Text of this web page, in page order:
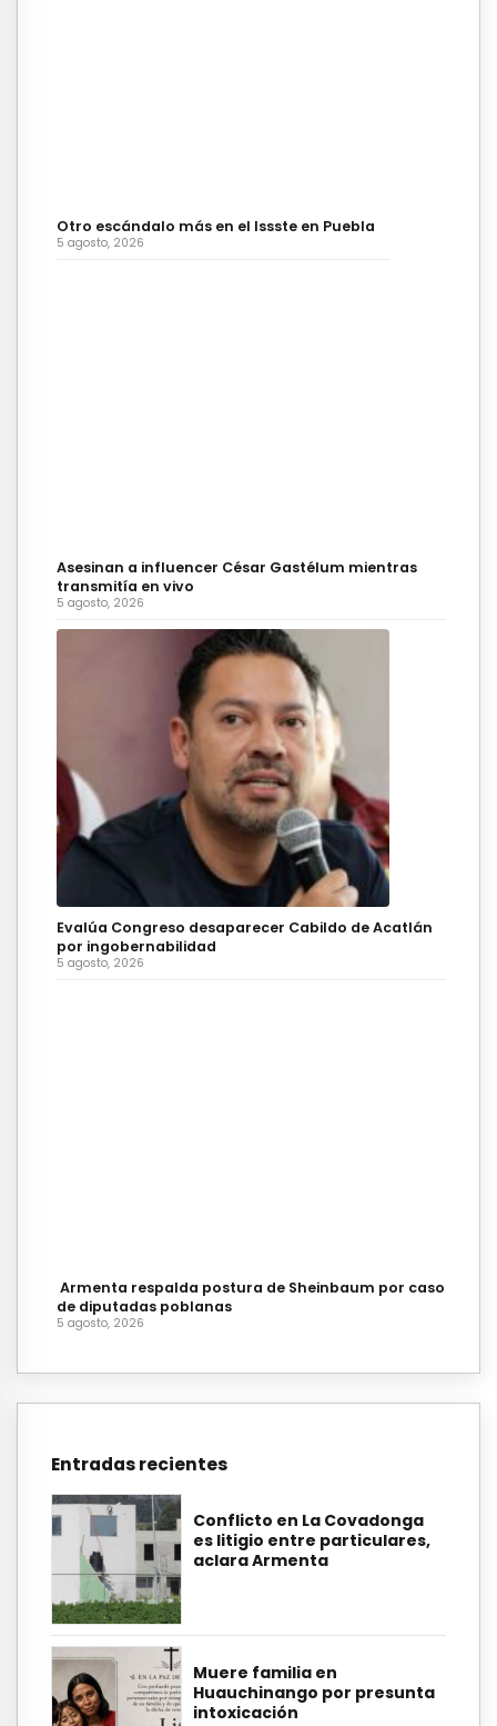
Otro escándalo más en el Issste en Puebla
5 agosto, 2026
Asesinan a influencer César Gastélum mientras
transmitía en vivo
5 agosto, 2026
Evalúa Congreso desaparecer Cabildo de Acatlán
por ingobernabilidad
5 agosto, 2026
Armenta respalda postura de Sheinbaum por caso
de diputadas poblanas
5 agosto, 2026
Entradas recientes
Conflicto en La Covadonga
es litigio entre particulares,
aclara Armenta
Muere familia en
Huauchinango por presunta
intoxicación